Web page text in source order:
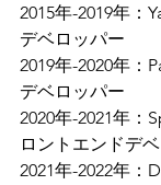
2015年-2019年：
デベロッパー
2019年-2020年：
デベロッパー
2020年-2021年：
ロントエンドデ
2021年-2022年：